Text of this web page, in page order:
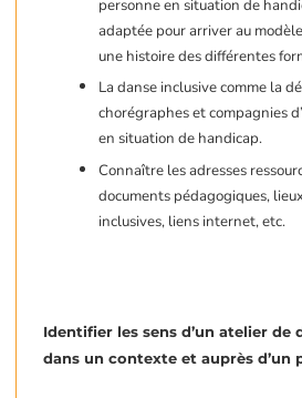
personne en situation de
adaptée pour arriver au
une histoire des différentes
La danse inclusive comme la
chorégraphes et compagnies
en situation de handicap.
Connaître les adresses
documents pédagogiques,
inclusives, liens internet, etc.
Identifier les sens d’un atelier de
dans un contexte et auprès d’un